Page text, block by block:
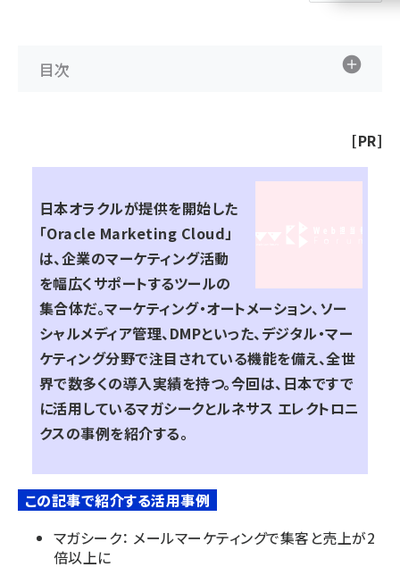
目次
[PR]
日本オラクルが提供を開始した
「Oracle Marketing Cloud」
は、企業のマーケティング活動
を幅広くサポートするツールの
集合体だ。マーケティング・オートメーション、ソー
シャルメディア管理、DMPといった、デジタル・マー
ケティング分野で注目されている機能を備え、全世
界で数多くの導入実績を持つ。今回は、日本ですで
に活用しているマガシークとルネサス エレクトロニ
クスの事例を紹介する。
この記事で紹介する活用事例
マガシーク： メールマーケティングで集客と売上が2
倍以上に